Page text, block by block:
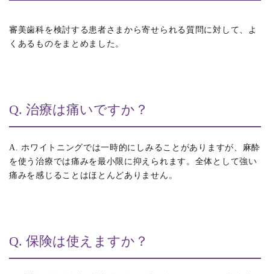
審美歯科を検討する患者さまから寄せられる質問に対して、よ
くあるものをまとめました。
Q. 治療は痛いですか？
A. ホワイトニングでは一時的にしみることがありますが、麻酔
を使う治療では痛みを最小限に抑えられます。全体として強い
痛みを感じることはほとんどありません。
Q. 保険は使えますか？